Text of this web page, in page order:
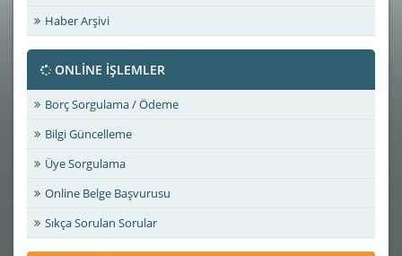
Haber Arşivi
ONLİNE İŞLEMLER
Borç Sorgulama / Ödeme
Bilgi Güncelleme
Üye Sorgulama
Online Belge Başvurusu
Sıkça Sorulan Sorular